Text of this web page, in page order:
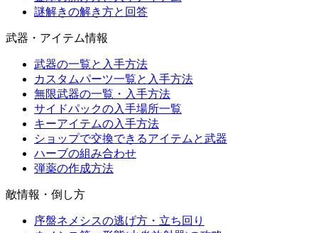
謎解きの解き方と回答
武器・アイテム情報
武器の一覧と入手方法
カスタムパーツ一覧と入手方法
無限武器の一覧・入手方法
サイドパックの入手場所一覧
キーアイテムの入手方法
ショップで交換できるアイテムと武器
ハーブの組み合わせ
弾薬の作成方法
敵情報・倒し方
序盤ネメシスの逃げ方・立ち回り